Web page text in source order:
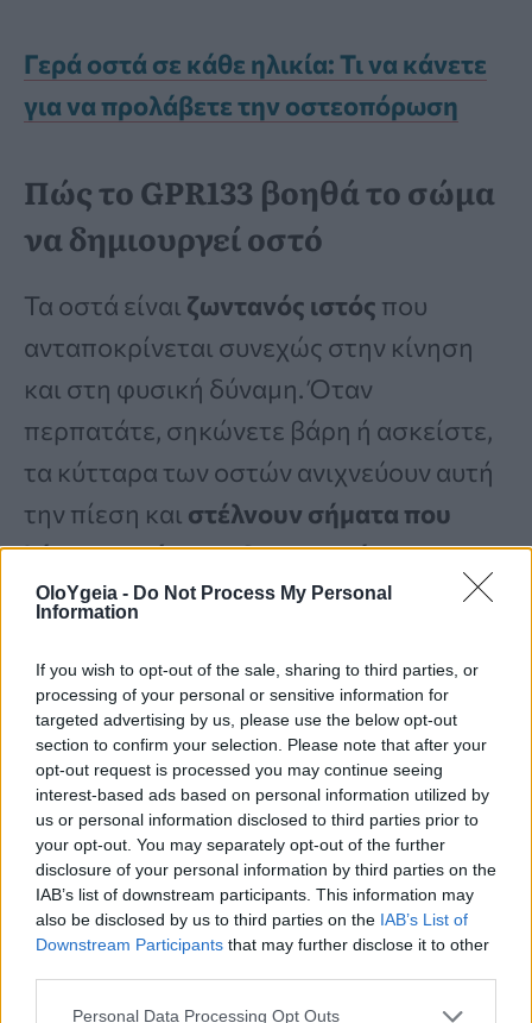
OloYgeia - Do Not Process My Personal
Information
If you wish to opt-out of the sale, sharing to third parties, or
processing of your personal or sensitive information for
targeted advertising by us, please use the below opt-out
section to confirm your selection. Please note that after your
opt-out request is processed you may continue seeing
interest-based ads based on personal information utilized by
us or personal information disclosed to third parties prior to
your opt-out. You may separately opt-out of the further
disclosure of your personal information by third parties on the
IAB’s list of downstream participants. This information may
also be disclosed by us to third parties on the IAB’s List of
Downstream Participants that may further disclose it to other
Personal Data Processing Opt Outs
Γερά οστά σε κάθε ηλικία: Τι να κάνετε
για να προλάβετε την οστεοπόρωση
Πώς το GPR133 βοηθά το σώμα
να δημιουργεί οστό
Τα οστά είναι ζωντανός ιστός που
ανταποκρίνεται συνεχώς στην κίνηση
και στη φυσική δύναμη. Όταν
περπατάτε, σηκώνετε βάρη ή ασκείστε,
τα κύτταρα των οστών ανιχνεύουν αυτή
την πίεση και στέλνουν σήματα που
λένε στο σώμα να δημιουργήσει
ισχυρότεραοστά.
Οι επιστήμονες πιστεύουν ότι ο
υποδοχέας GPR133παίζει σημαντικό
ρόλο σε αυτή τη διαδικασία. Λειτουργεί
σανδιακόπτης στην επιφάνεια των
κυττάρωνπου σχηματίζουν οστό και
ανταποκρίνεται τόσο στη μηχανική
δύναμη όσο και σε σήματα από
γειτονικά κύτταρα.